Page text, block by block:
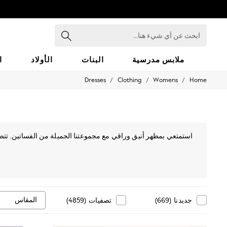
عن
ملابس مدرسية البنات الأولاد
HOLIDAY SHOP
Occasionwear
Girls
Sets & Outfits
Home
/
Womens
/
Clothing
/
Dresses
استمتعي بمظهر أنيق وراقي مع مجموعتنا الجميلة من
جديدنا (
669
) تصفيات (
4859
) المقاس